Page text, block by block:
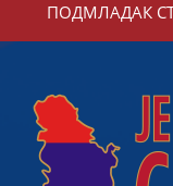
ПОДМЛАДАК